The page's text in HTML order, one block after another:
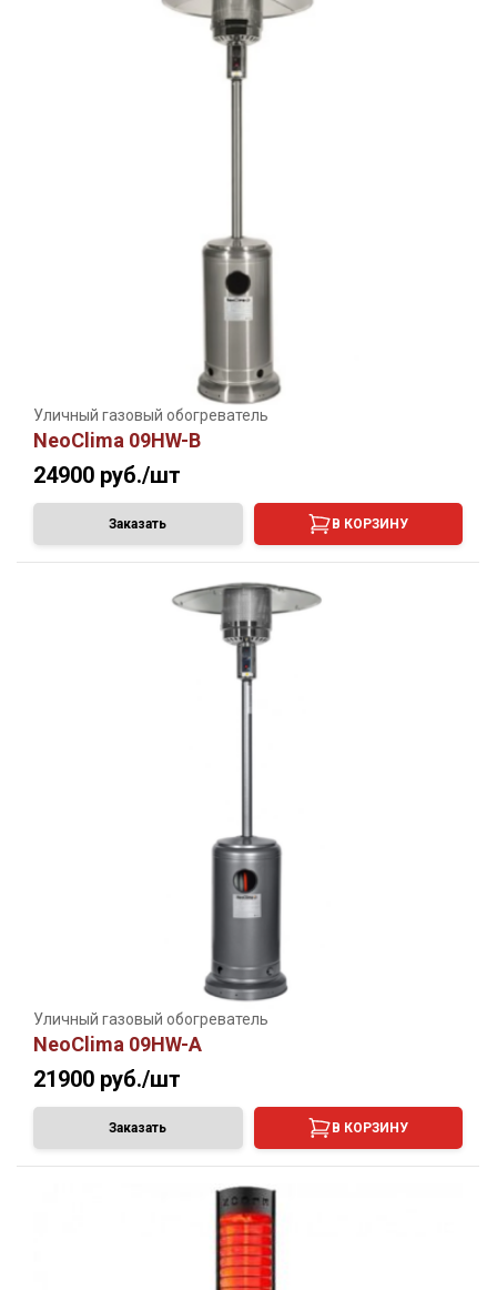
Уличный газовый обогреватель
NeoClima 09HW-B
24900 руб./шт
Заказать В КОРЗИНУ
Уличный газовый обогреватель
NeoClima 09HW-A
21900 руб./шт
Заказать В КОРЗИНУ